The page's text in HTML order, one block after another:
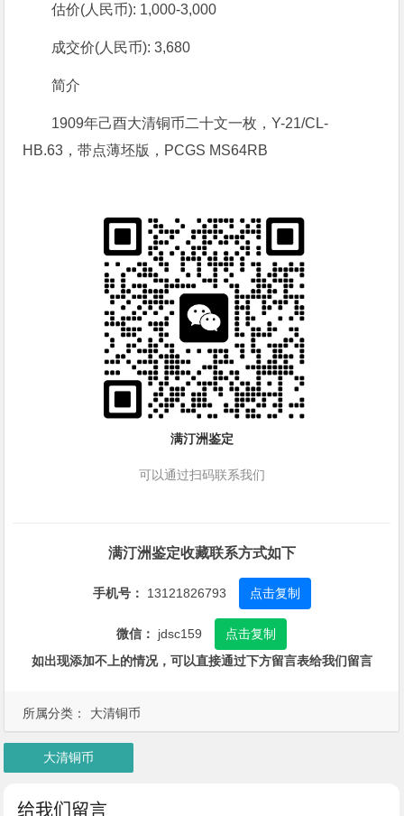
所属分类： 大清铜币
估价(人民币): 1,000-3,000
成交价(人民币): 3,680
简介
1909年己酉大清铜币二十文一枚，Y-21/CL-
HB.63，带点薄坯版，PCGS MS64RB
满汀洲鉴定
可以通过扫码联系我们
满汀洲鉴定收藏联系方式如下
手机号： 13121826793 点击复制
微信： jdsc159
点击复制
如出现添加不上的情况，可以直接通过下方留言表给我们留言
大清铜币